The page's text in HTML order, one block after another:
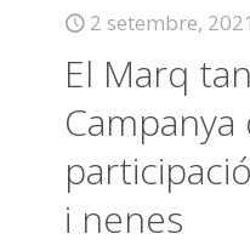
2 setembre, 2021
El Marq
i nenes